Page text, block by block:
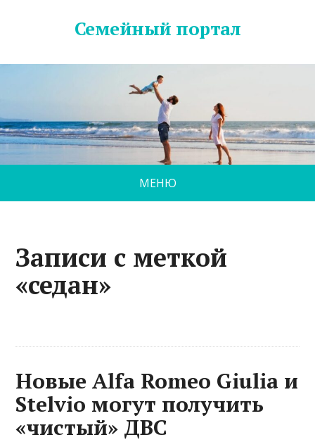
Семейный портал
МЕНЮ
Записи с меткой
«седан»
Новые Alfa Romeo Giulia и
Stelvio могут получить
«чистый» ДВС